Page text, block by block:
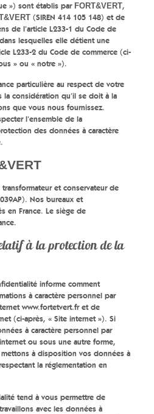
») sont établis par FORT&VERT,
(SIREN 414 105 148) et de
de l’article L233-1 du Code de
lesquelles elle détient une
L233-2 du Code de commerce (ci-
» ou « notre »).
particulière au respect de votre
considération qu’il se doit à la
que vous nous fournissez.
l’ensemble de la
des données à caractère
et conservateur de
Nos bureaux et
en France. Le siège de
à la protection de la
informe comment
à caractère personnel par
www.fortetvert.fr et de
(ci-après, « Site internet »). Si
à caractère personnel par
ou sous une autre forme,
à disposition vos données à
la réglementation en
tend à vous permettre de
avec les données à